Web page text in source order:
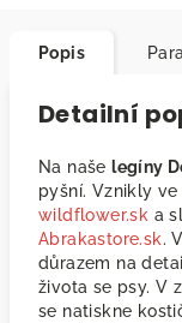
Popis
Detailní
Na naše legíny
pyšní. Vznikly
wildflower.sk a
Abrakastore.sk.
důrazem na
života se psy. V
se natiskne